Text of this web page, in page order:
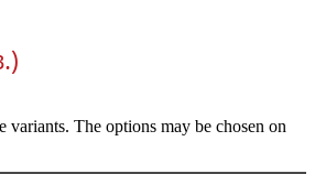
variants. The options may be chosen on